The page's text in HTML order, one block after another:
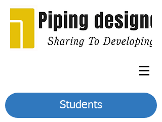
Students